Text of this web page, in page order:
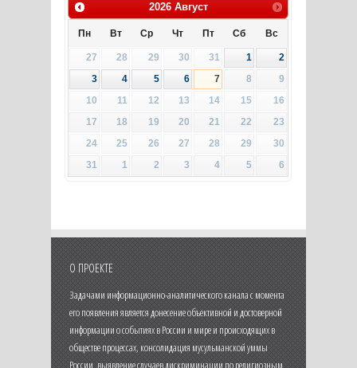
2026 Август
Пн Вт Ср Чт Пт Сб Вс
27 28 29 30 31 1
2
3
4 5 6 7 8
9
10
11 12 13 14 15
16
17
18 19 20 21 22
23
24
25 26 27 28 29
30
31
1 2 3 4 5 6
О ПРОЕКТЕ
Задачами информационно-аналитического канала с момента
его появления является донесение объективной и достоверной
информации о событиях в России и мире и происходящих в
обществе процессах, консолидация мусульманской уммы
России, выявление случаев дискриминации по религиозным